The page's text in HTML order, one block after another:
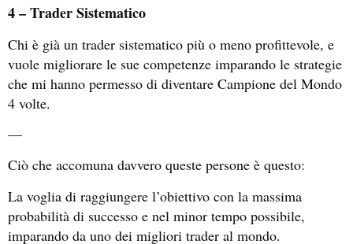
4 – Trader Sistematico
Chi è già un trader sistematico più o meno profittevole, e
vuole migliorare le sue competenze imparando le strategie
che mi hanno permesso di diventare Campione del Mondo
4 volte.
—
Ciò che accomuna davvero queste persone è questo:
La voglia di raggiungere l’obiettivo con la massima
probabilità di successo e nel minor tempo possibile,
imparando da uno dei migliori trader al mondo.